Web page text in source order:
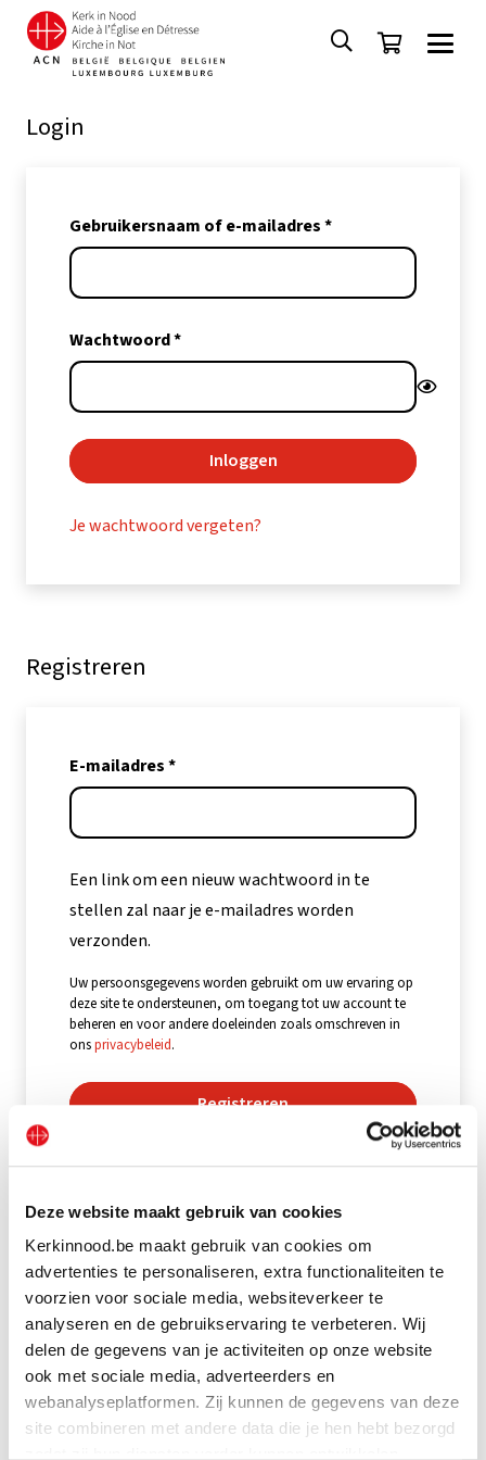
Deze website maakt gebruik van cookies
Kerkinnood.be maakt gebruik van cookies om
advertenties te personaliseren, extra functionaliteiten te
voorzien voor sociale media, websiteverkeer te
analyseren en de gebruikservaring te verbeteren. Wij
delen de gegevens van je activiteiten op onze website
ook met sociale media, adverteerders en
webanalyseplatformen. Zij kunnen de gegevens van deze
site combineren met andere data die je hen hebt bezorgd
Login
Gebruikersnaam of e-mailadres*Vereist
Wachtwoord*Vereist
Inloggen
Je wachtwoord vergeten?
Registreren
E-mailadres*Vereist
Een link om een nieuw wachtwoord in te
stellen zal naar je e-mailadres worden
verzonden.
Uw persoonsgegevens worden gebruikt om uw ervaring op
deze site te ondersteunen, om toegang tot uw account te
beheren en voor andere doeleinden zoals omschreven in
onsprivacybeleid.
Registreren